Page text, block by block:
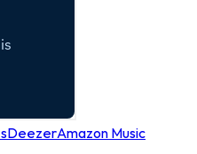
DeezerAmazon Music